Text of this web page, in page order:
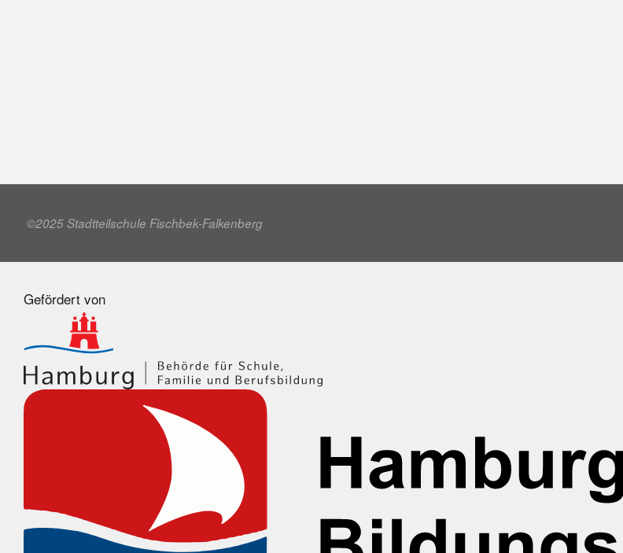
©2025 Stadtteilschule Fischbek-Falkenberg
Gefördert von